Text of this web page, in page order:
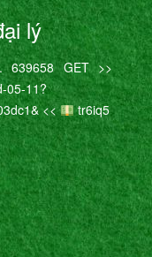
lý
639658 GET >>
05-11?
<<
tr6iq5